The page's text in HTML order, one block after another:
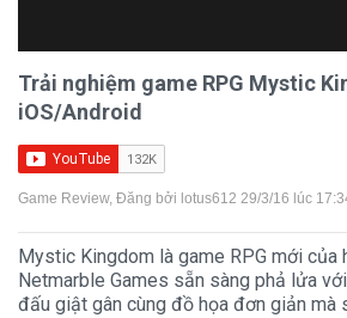
Trải nghiệm game RPG Mystic
iOS/Android
Game Review, Đăng bởi lotus612 29/3/16 lúc
Mystic Kingdom là game RPG mới của
Netmarble Games sẵn sàng phả lửa
đấu giật gân cùng đồ họa đơn giản mà